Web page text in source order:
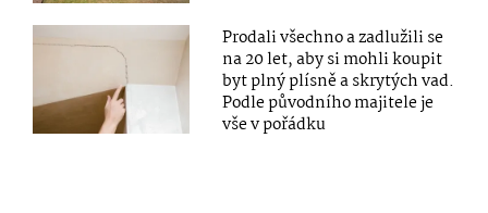
Prodali všechno a zadlužili se
na 20 let, aby si mohli koupit
byt plný plísně a skrytých vad.
Podle původního majitele je
vše v pořádku